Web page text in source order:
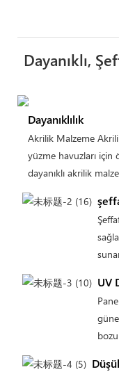
Dayanıklı,
Dayanıklılık
Akrilik Malzeme
yüzme havuzları için
dayanıklı akrilik
UV